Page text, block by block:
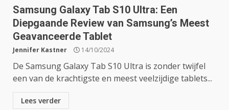
Samsung Galaxy Tab S10 Ultra: Een
Diepgaande Review van Samsung’s Meest
Geavanceerde Tablet
Jennifer Kastner 14/10/2024
De Samsung Galaxy Tab S10 Ultra is zonder twijfel
een van de krachtigste en meest veelzijdige tablets...
Lees verder